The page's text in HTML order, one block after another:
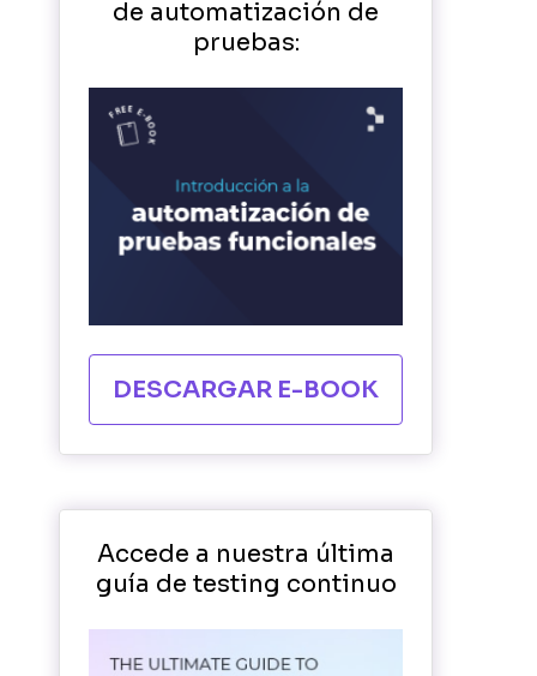
de automatización de
pruebas:
DESCARGAR E-BOOK
Accede a nuestra última
guía de testing continuo